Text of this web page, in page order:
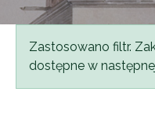
Komunikat
Zastosowano filtr.
dostępne w